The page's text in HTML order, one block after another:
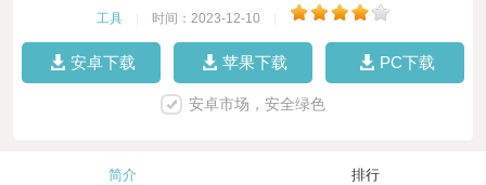
工具 时间：2023-12-10
安卓下载 苹果下载 PC下载
安卓市场，安全绿色
简介 排行